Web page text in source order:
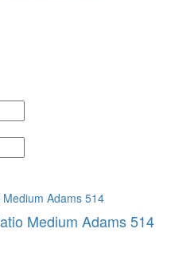
Medium Adams 514